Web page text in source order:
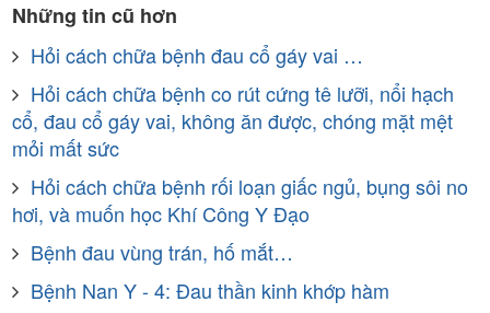
Những tin cũ hơn
Hỏi cách chữa bệnh đau cổ gáy vai …
Hỏi cách chữa bệnh co rút cứng tê lưỡi, nổi hạch
cổ, đau cổ gáy vai, không ăn được, chóng mặt mệt
mỏi mất sức
Hỏi cách chữa bệnh rối loạn giấc ngủ, bụng sôi no
hơi, và muốn học Khí Công Y Ðạo
Bệnh đau vùng trán, hố mắt…
Bệnh Nan Y - 4: Đau thần kinh khớp hàm